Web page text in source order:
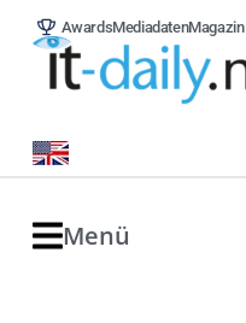
AwardsMediadatenMagazin
Menü